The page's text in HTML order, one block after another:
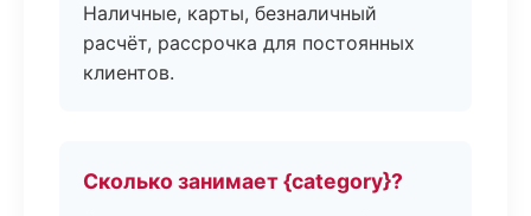
Наличные, карты, безналичный
расчёт, рассрочка для постоянных
клиентов.
Сколько занимает {category}?